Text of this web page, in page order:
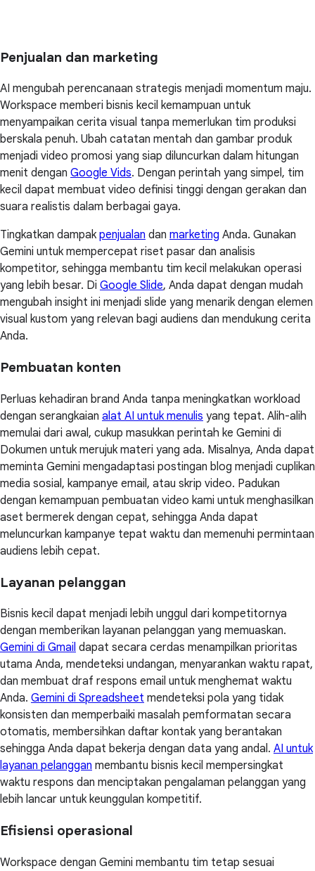
Penjualan dan marketing
AI mengubah perencanaan strategis menjadi momentum maju.
Workspace memberi bisnis kecil kemampuan untuk
menyampaikan cerita visual tanpa memerlukan tim produksi
berskala penuh. Ubah catatan mentah dan gambar produk
menjadi video promosi yang siap diluncurkan dalam hitungan
menit dengan Google Vids. Dengan perintah yang simpel, tim
kecil dapat membuat video definisi tinggi dengan gerakan dan
suara realistis dalam berbagai gaya.
Tingkatkan dampak penjualan dan marketing Anda. Gunakan
Gemini untuk mempercepat riset pasar dan analisis
kompetitor, sehingga membantu tim kecil melakukan operasi
yang lebih besar. Di Google Slide, Anda dapat dengan mudah
mengubah insight ini menjadi slide yang menarik dengan elemen
visual kustom yang relevan bagi audiens dan mendukung cerita
Anda.
Pembuatan konten
Perluas kehadiran brand Anda tanpa meningkatkan workload
dengan serangkaian alat AI untuk menulis yang tepat. Alih-alih
memulai dari awal, cukup masukkan perintah ke Gemini di
Dokumen untuk merujuk materi yang ada. Misalnya, Anda dapat
meminta Gemini mengadaptasi postingan blog menjadi cuplikan
media sosial, kampanye email, atau skrip video. Padukan
dengan kemampuan pembuatan video kami untuk menghasilkan
aset bermerek dengan cepat, sehingga Anda dapat
meluncurkan kampanye tepat waktu dan memenuhi permintaan
audiens lebih cepat.
Layanan pelanggan
Bisnis kecil dapat menjadi lebih unggul dari kompetitornya
dengan memberikan layanan pelanggan yang memuaskan.
Gemini di Gmail dapat secara cerdas menampilkan prioritas
utama Anda, mendeteksi undangan, menyarankan waktu rapat,
dan membuat draf respons email untuk menghemat waktu
Anda. Gemini di Spreadsheet mendeteksi pola yang tidak
konsisten dan memperbaiki masalah pemformatan secara
otomatis, membersihkan daftar kontak yang berantakan
sehingga Anda dapat bekerja dengan data yang andal. AI untuk
layanan pelanggan membantu bisnis kecil mempersingkat
waktu respons dan menciptakan pengalaman pelanggan yang
lebih lancar untuk keunggulan kompetitif.
Efisiensi operasional
Workspace dengan Gemini membantu tim tetap sesuai